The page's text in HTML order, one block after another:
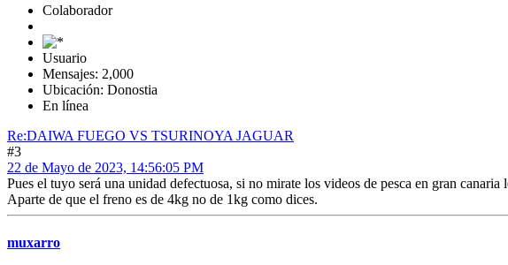
Colaborador
Usuario
Mensajes: 2,000
Ubicación: Donostia
En línea
Re:DAIWA FUEGO VS TSURINOYA JAGUAR
#3
22 de Mayo de 2023, 14:56:05 PM
Pues el tuyo será una unidad defectuosa, si no mirate los videos de pesca en gran canaria
Aparte de que el freno es de 4kg no de 1kg como dices.
muxarro